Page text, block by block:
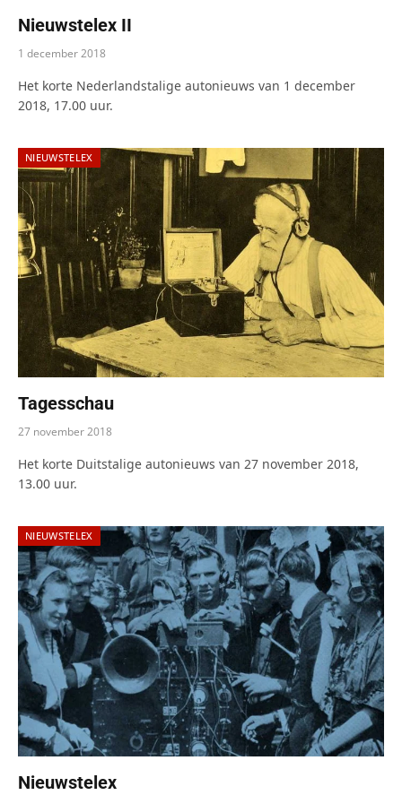
Nieuwstelex II
1 december 2018
Het korte Nederlandstalige autonieuws van 1 december
2018, 17.00 uur.
NIEUWSTELEX
Tagesschau
27 november 2018
Het korte Duitstalige autonieuws van 27 november 2018,
13.00 uur.
NIEUWSTELEX
Nieuwstelex